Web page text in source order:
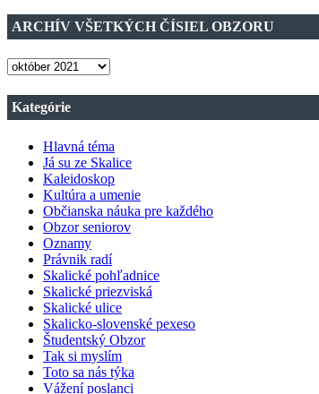
ARCHÍV VŠETKÝCH ČÍSIEL OBZORU
ARCHÍV
ČÍSIEL
OBZORU
Kategórie
Hlavná téma
Já su ze Skalice
Kaleidoskop
Kultúra a umenie
Občianska náuka pre každého
Obzor seniorov
Oznamy
Právnik radí
Skalické pohľadnice
Skalické priezviská
Skalické ulice
Skalicko-slovenské pexeso
Študentský Obzor
Tak si myslím
Toto sa nás týka
Vážení poslanci